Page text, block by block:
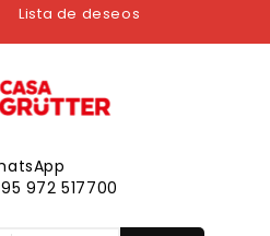
Lista de deseos
972 517700